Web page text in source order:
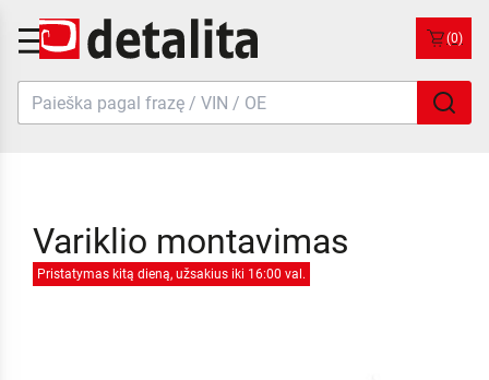
(0)
Variklio montavimas
Pristatymas kitą dieną, užsakius iki 16:00 val.